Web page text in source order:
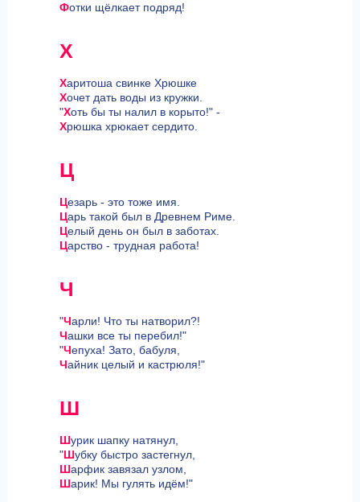
Фотки щёлкает подряд!
Х
Харитоша свинке Хрюшке
Хочет дать воды из кружки.
"Хоть бы ты налил в корыто!" -
Хрюшка хрюкает сердито.
Ц
Цезарь - это тоже имя.
Царь такой был в Древнем Риме.
Целый день он был в заботах.
Царство - трудная работа!
Ч
"Чарли! Что ты натворил?!
Чашки все ты перебил!"
"Чепуха! Зато, бабуля,
Чайник целый и кастрюля!"
Ш
Шурик шапку натянул,
"Шубку быстро застегнул,
Шарфик завязал узлом,
Шарик! Мы гулять идём!"